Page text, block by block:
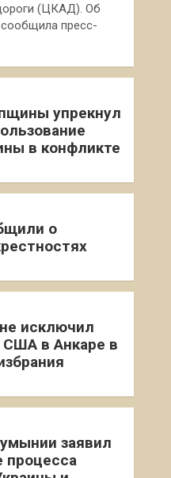
(ЦКАД). Об
сообщила пресс-
упрекнул
в конфликте
о
исключил
США в Анкаре в
заявил
процесса